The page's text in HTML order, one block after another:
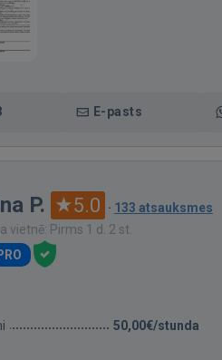
E-pasts
P. 5.0 · 133 atsauksmes
vietnē: Pirms 1 d. 2 st.
50,00€/stunda